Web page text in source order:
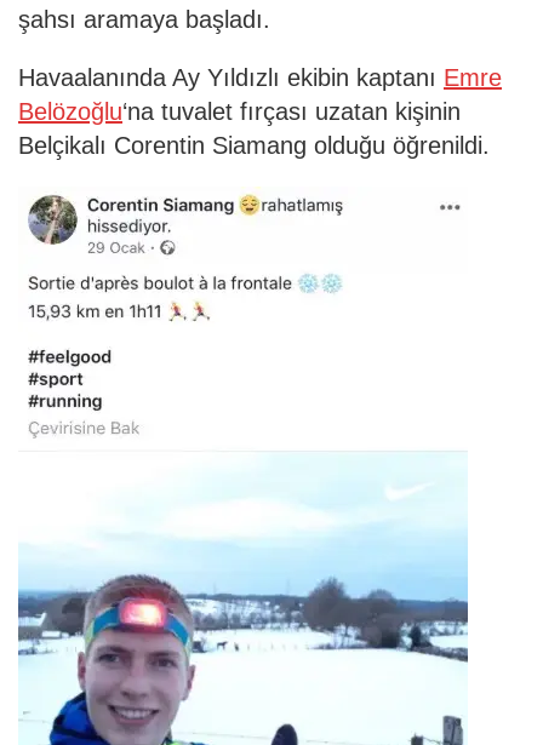
şahsı aramaya başladı.
Havaalanında Ay Yıldızlı ekibin kaptanı Emre
Belözoğlu‘na tuvalet fırçası uzatan kişinin
Belçikalı Corentin Siamang olduğu öğrenildi.